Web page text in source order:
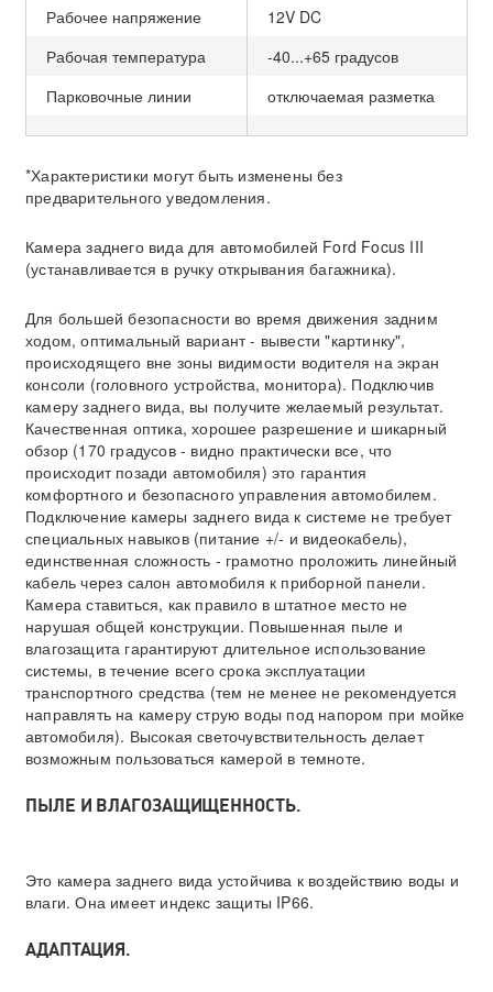
Рабочее напряжение
12V DC
Рабочая температура
-40...+65 градусов
Парковочные линии
отключаемая разметка
*Характеристики могут быть изменены без
предварительного уведомления.
Камера заднего вида для автомобилей Ford Focus III
(устанавливается в ручку открывания багажника).
Для большей безопасности во время движения задним
ходом, оптимальный вариант - вывести "картинку",
происходящего вне зоны видимости водителя на экран
консоли (головного устройства, монитора). Подключив
камеру заднего вида, вы получите желаемый результат.
Качественная оптика, хорошее разрешение и шикарный
обзор (170 градусов - видно практически все, что
происходит позади автомобиля) это гарантия
комфортного и безопасного управления автомобилем.
Подключение камеры заднего вида к системе не требует
специальных навыков (питание +/- и видеокабель),
единственная сложность - грамотно проложить линейный
кабель через салон автомобиля к приборной панели.
Камера ставиться, как правило в штатное место не
нарушая общей конструкции. Повышенная пыле и
влагозащита гарантируют длительное использование
системы, в течение всего срока эксплуатации
транспортного средства (тем не менее не рекомендуется
направлять на камеру струю воды под напором при мойке
автомобиля). Высокая светочувствительность делает
возможным пользоваться камерой в темноте.
ПЫЛЕ И ВЛАГОЗАЩИЩЕННОСТЬ.
Это камера заднего вида устойчива к воздействию воды и
влаги. Она имеет индекс защиты IP66.
АДАПТАЦИЯ.